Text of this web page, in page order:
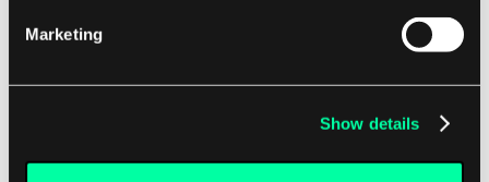
Marketing
Show details
konkurencyjnym świecie bankowości cyfrowej.
Wykorzystując wnioski uzyskane z analizy danych,
banki mogą podejmować świadome decyzje,
doskonalić swoje usługi i budować silniejsze